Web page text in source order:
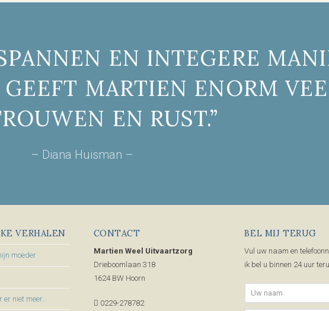
EN INTEGERE
MARTIEN ENORM
EN RUST.”
– Diana Huisman –
VERHALEN
moeder
niet meer…
CONTACT
Martien Weel Uitvaartzorg
Drieboomlaan 318
1624 BW Hoorn
0229-278782
BEL MIJ TERUG
Vul uw naam en
ik bel u binnen 24 uur